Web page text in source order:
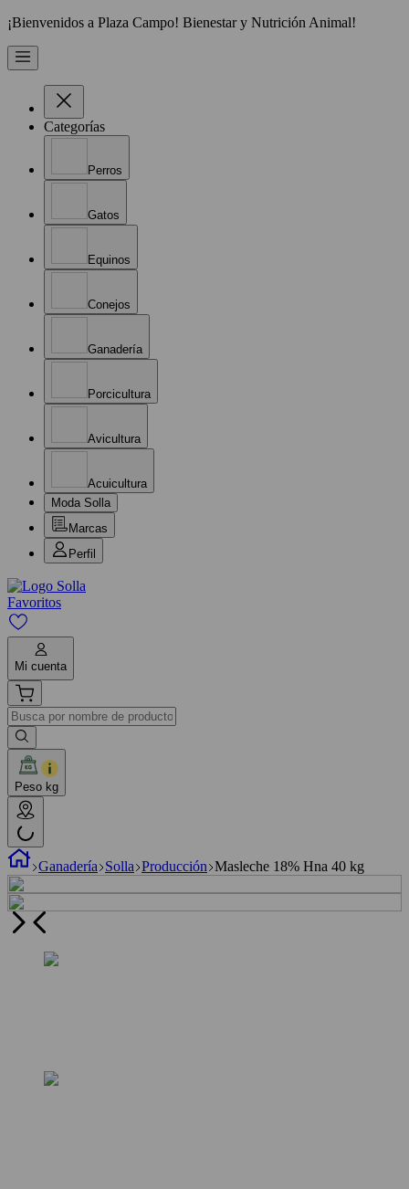
¡Bienvenidos a Plaza Campo! Bienestar y Nutrición Animal!
Categorías
Perros
Gatos
Equinos
Conejos
Ganadería
Porcicultura
Avicultura
Acuicultura
Moda Solla
Marcas
Perfil
Favoritos
Mi cuenta
Peso kg
Ganadería Solla Producción Masleche 18% Hna 40 kg